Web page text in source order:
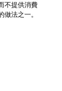
不提供消費
法之一。